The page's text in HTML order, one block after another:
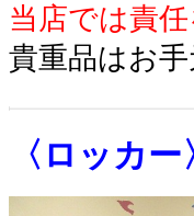
当店では責
貴重品はお
〈ロッカー